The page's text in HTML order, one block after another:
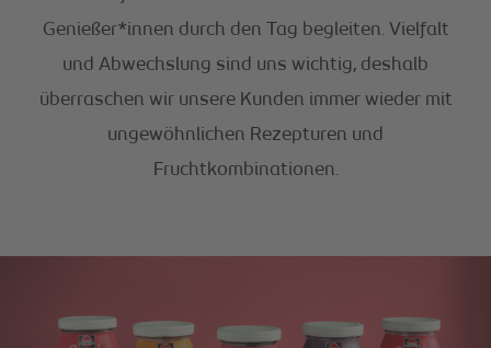
Genießer*innen durch den Tag begleiten. Vielfalt
und Abwechslung sind uns wichtig, deshalb
überraschen wir unsere Kunden immer wieder mit
ungewöhnlichen Rezepturen und
Fruchtkombinationen.